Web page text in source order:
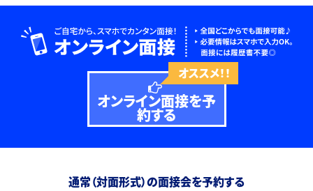
オンライン面接を予
約する
オススメ！！
通常（対面形式）の面接会を予約する